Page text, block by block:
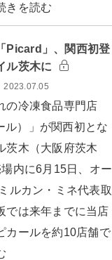
きを読む
Picard」、関西初登
ル茨木に
2023.07.05
冷凍食品専門店
ル）」が関西初とな
茨木（大阪府茨木
内に6月15日、オー
カン・ミネ代表取
では来年までに当店
カールを約10店舗で